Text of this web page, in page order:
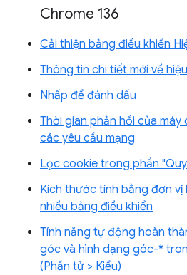
Chrome 136
Cải thiện bảng điều khiển
Thông tin chi tiết mới về
Nhấp để đánh dấu
Thời gian phản hồi của
các yêu cầu mạng
Lọc cookie trong phần
Kích thước tính bằng đơn
nhiều bảng điều khiển
Tính năng tự động hoàn
góc và hình dạng góc-*
(Phần tử > Kiểu)